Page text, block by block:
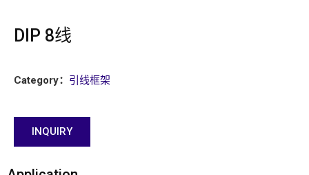
DIP 8线
Category： 引线框架
INQUIRY